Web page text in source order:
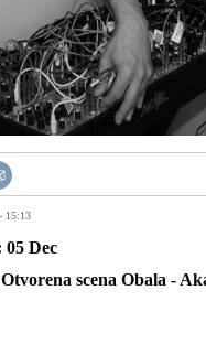
15:13
05 Dec
Otvorena scena Obala -